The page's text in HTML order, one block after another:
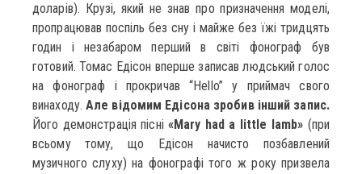
доларів). Крузі, який не знав про призначення моделі,
пропрацював поспіль без сну і майже без їжі тридцять
годин і незабаром перший в світі фонограф був
готовий. Томас Едісон вперше записав людський голос
на фонограф і прокричав “Hello” у приймач свого
винаходу.Але відомим Едісона зробив інший запис.
Його демонстрація пісні«Mary had a little lamb» (при
всьому тому, що Едісон начисто позбавлений
музичного слуху) на фонографі того ж року призвела